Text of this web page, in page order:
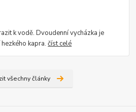
k vodě. Dvoudenní vycházka je
kapra.číst celé
všechny články